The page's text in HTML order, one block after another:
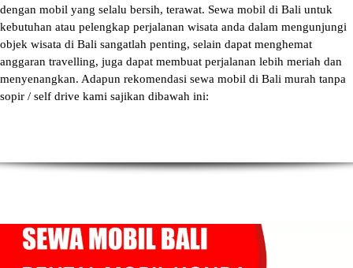
dengan mobil yang selalu bersih, terawat. Sewa mobil di Bali untuk
kebutuhan atau pelengkap perjalanan wisata anda dalam mengunjungi
objek wisata di Bali sangatlah penting, selain dapat menghemat
anggaran travelling, juga dapat membuat perjalanan lebih meriah dan
menyenangkan. Adapun rekomendasi sewa mobil di Bali murah tanpa
sopir / self drive kami sajikan dibawah ini: